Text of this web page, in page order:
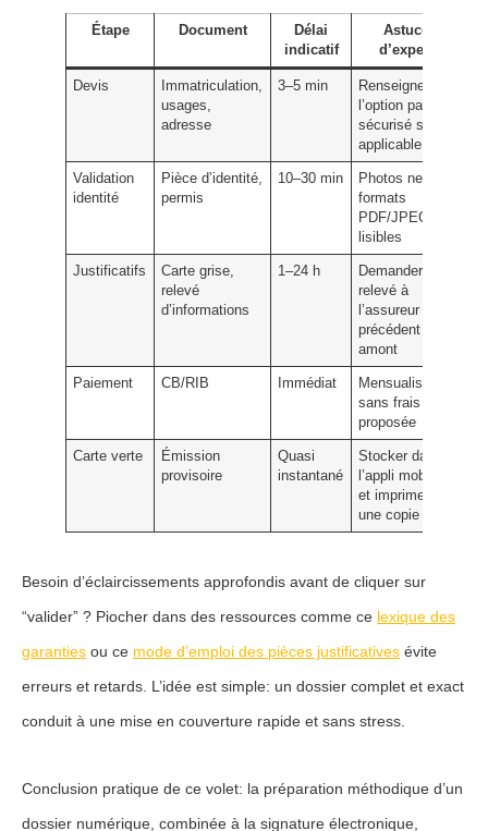
Étape Document
Délai
indicatif
Astuce
d’expert
Devis
Immatriculation,
usages,
adresse
3–5 min
Renseigner
l’option parking
sécurisé si
applicable
Validation
identité
Pièce d’identité,
permis
10–30 min
Photos nettes,
formats
PDF/JPEG
lisibles
Justificatifs
Carte grise,
relevé
d’informations
1–24 h
Demander le
relevé à
l’assureur
précédent en
amont
Paiement CB/RIB Immédiat
Mensualisation
sans frais si
proposée
Carte verte
Émission
provisoire
Quasi
instantané
Stocker dans
l’appli mobile
et imprimer
une copie
Besoin d’éclaircissements approfondis avant de cliquer sur
“valider” ? Piocher dans des ressources comme ce lexique des
garanties ou ce mode d’emploi des pièces justificatives évite
erreurs et retards. L’idée est simple: un dossier complet et exact
conduit à une mise en couverture rapide et sans stress.
Conclusion pratique de ce volet: la préparation méthodique d’un
dossier numérique, combinée à la signature électronique,